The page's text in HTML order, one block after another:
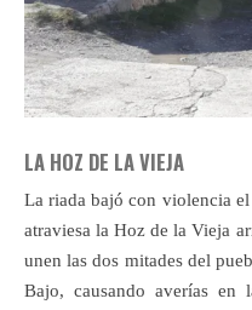
LA HOZ DE LA VIEJA
La riada bajó con violencia
atraviesa la Hoz de la Vieja
unen las dos mitades del
Bajo, causando averías en